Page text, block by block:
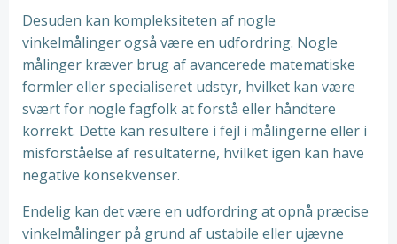
Desuden kan kompleksiteten af ​​nogle
vinkelmålinger også være en udfordring. Nogle
målinger kræver brug af avancerede matematiske
formler eller specialiseret udstyr, hvilket kan være
svært for nogle fagfolk at forstå eller håndtere
korrekt. Dette kan resultere i fejl i målingerne eller i
misforståelse af resultaterne, hvilket igen kan have
negative konsekvenser.
Endelig kan det være en udfordring at opnå præcise
vinkelmålinger på grund af ustabile eller ujævne